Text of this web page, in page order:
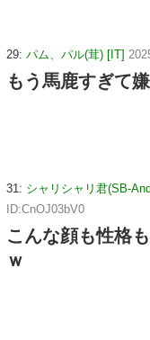
29: パム、パル(茸) [IT]
もう馬鹿すぎて嫌
31: シャリシャリ君(SB-
ID:CnOJ03bV0
こんな顔も性格
ｗ